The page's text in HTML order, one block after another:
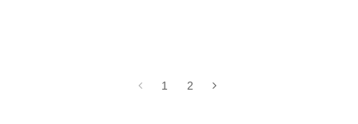
1 2